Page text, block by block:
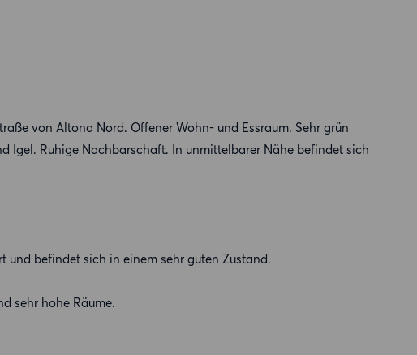
von Altona Nord. Offener Wohn- und Essraum. Sehr grün
Igel. Ruhige Nachbarschaft. In unmittelbarer Nähe befindet sich
und befindet sich in einem sehr guten Zustand.
sehr hohe Räume.